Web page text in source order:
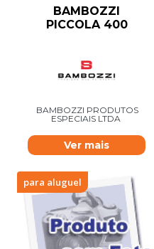
BAMBOZZI
PICCOLA 400
BAMBOZZI PRODUTOS
ESPECIAIS LTDA
Ver mais
para aluguel